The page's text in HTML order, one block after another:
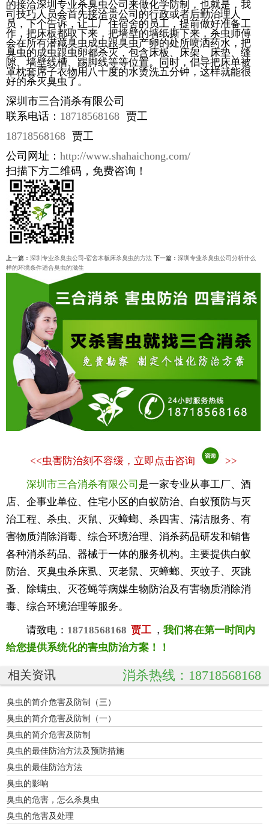
的接洽深圳专业杀臭虫公司来做化学防制，也就是，我
司技巧人员会首先接洽贵公司的行政或者后勤治理人
员，下个告诉，让工厂住宿舍的员工，提前做好准备工
作，把床板都取下来，把墙壁的墙纸撕下来，杀虫师傅
会在所有潜藏臭虫成虫跟臭虫产卵的处所喷洒药水，把
臭虫的成虫跟虫卵都杀灭，包含床板、床架、床垫、缝
隙、墙壁线槽、踢脚线等等位置。同时，倡导把床单被
罩枕套席子衣物用八十度的水烫洗五分钟，这样就能很
好的杀灭臭虫了。
深圳市三合消杀有限公司
联系电话： 18718568168 贾工
18718568168 贾工
公司网址： http://www.shahaichong.com/
扫描下方二维码，免费咨询！
上一篇： 深圳专业杀臭虫公司-宿舍木板床杀臭虫的方法 下一篇： 深圳专业杀臭虫公司分析什么
样的环境条件适合臭虫的滋生
<<虫害防治刻不容缓，立即点击咨询 >>
深圳市三合消杀有限公司 是一家专业从事工厂、酒
店、企事业单位、住宅小区的白蚁防治、白蚁预防与灭
治工程、杀虫、灭鼠、灭蟑螂、杀四害、清洁服务、有
害物质消除消毒、综合环境治理、消杀药品研发和销售
各种消杀药品、器械于一体的服务机构。主要提供白蚁
防治、灭臭虫杀床虱、灭老鼠、灭蟑螂、灭蚊子、灭跳
蚤、除螨虫、灭苍蝇等病媒生物防治及有害物质消除消
毒、综合环境治理等服务。
请致电： 18718568168 贾工 ， 我们将在第一时间内
给您提供系统化的害虫防治方案！！
相关资讯 消杀热线：18718568168
臭虫的简介危害及防制（三）
臭虫的简介危害及防制（一）
臭虫的简介危害及防制
臭虫的最佳防治方法及预防措施
臭虫的最佳防治方法
臭虫的影响
臭虫的危害，怎么杀臭虫
臭虫的危害及处理